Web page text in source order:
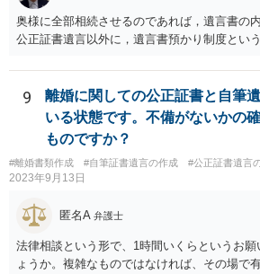
奥様に全部相続させるのであれば，遺言書の
公正証書遺言以外に，遺言書預かり制度とい
9
離婚に関しての公正証書と自筆
いる状態です。不備がないかの
ものですか？
#離婚書類作成 #自筆証書遺言の作成 #公正証書遺言
2023年9月13日
匿名A 弁護士
法律相談という形で、1時間いくらというお
ょうか。複雑なものではなければ、その場で